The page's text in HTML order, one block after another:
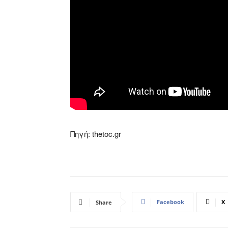
Πηγή: thetoc.gr
Share Facebook X